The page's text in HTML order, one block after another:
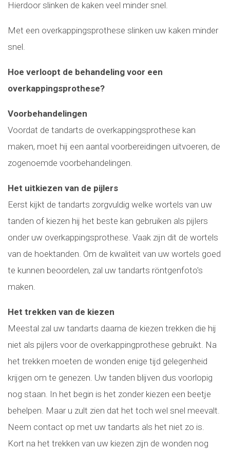
Hierdoor slinken de kaken veel minder snel.
Met een overkappingsprothese slinken uw kaken minder
snel.
Hoe verloopt de behandeling voor een
overkappingsprothese?
Voorbehandelingen
Voordat de tandarts de overkappingsprothese kan
maken, moet hij een aantal voorbereidingen uitvoeren, de
zogenoemde voorbehandelingen.
Het uitkiezen van de pijlers
Eerst kijkt de tandarts zorgvuldig welke wortels van uw
tanden of kiezen hij het beste kan gebruiken als pijlers
onder uw overkappingsprothese. Vaak zijn dit de wortels
van de hoektanden. Om de kwaliteit van uw wortels goed
te kunnen beoordelen, zal uw tandarts röntgenfoto's
maken.
Het trekken van de kiezen
Meestal zal uw tandarts daarna de kiezen trekken die hij
niet als pijlers voor de overkappingprothese gebruikt. Na
het trekken moeten de wonden enige tijd gelegenheid
krijgen om te genezen. Uw tanden blijven dus voorlopig
nog staan. In het begin is het zonder kiezen een beetje
behelpen. Maar u zult zien dat het toch wel snel meevalt.
Neem contact op met uw tandarts als het niet zo is.
Kort na het trekken van uw kiezen zijn de wonden nog